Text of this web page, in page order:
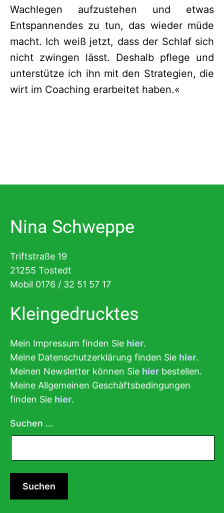
Wachlegen aufzustehen und etwas
Entspannendes zu tun, das wieder müde
macht. Ich weiß jetzt, dass der Schlaf sich
nicht zwingen lässt. Deshalb pflege und
unterstütze ich ihn mit den Strategien, die
wirt im Coaching erarbeitet haben.«
Nina Schweppe
Triftstraße 19
21255 Tostedt
Mobil 0176 / 32 51 57 17
Kleingedrucktes
Mein Impressum finden Sie hier.
Meine Datenschutzerklärung finden Sie hier.
Meinen Newsletter können Sie hier bestellen.
Meine Allgemeinen Geschäftsbedingungen
finden Sie hier.
Suchen …